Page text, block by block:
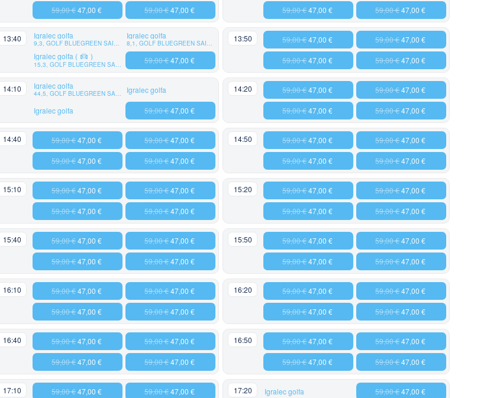
59,00 €47,00 € 59,00 €47,00 € 59,00 €47,00 € 59,00 €47,00 €
13:40 Igralec golfa
9,3, GOLF BLUEGREEN SAINT ETIENNE
Igralec golfa ( )
15,3, GOLF BLUEGREEN SAINT ETIENNE
Igralec golfa
8,1, GOLF BLUEGREEN SAINT ETIENNE
59,00 €47,00 €
13:50 59,00 €47,00 €
59,00 €47,00 €
59,00 €47,00 €
59,00 €47,00 €
14:10 Igralec golfa
44,5, GOLF BLUEGREEN SAINT ETIENNE
Igralec golfa
Igralec golfa
59,00 €47,00 €
14:20 59,00 €47,00 €
59,00 €47,00 €
59,00 €47,00 €
59,00 €47,00 €
14:40 59,00 €47,00 €
59,00 €47,00 €
59,00 €47,00 €
59,00 €47,00 €
14:50 59,00 €47,00 €
59,00 €47,00 €
59,00 €47,00 €
59,00 €47,00 €
15:10 59,00 €47,00 €
59,00 €47,00 €
59,00 €47,00 €
59,00 €47,00 €
15:20 59,00 €47,00 €
59,00 €47,00 €
59,00 €47,00 €
59,00 €47,00 €
15:40 59,00 €47,00 €
59,00 €47,00 €
59,00 €47,00 €
59,00 €47,00 €
15:50 59,00 €47,00 €
59,00 €47,00 €
59,00 €47,00 €
59,00 €47,00 €
16:10 59,00 €47,00 €
59,00 €47,00 €
59,00 €47,00 €
59,00 €47,00 €
16:20 59,00 €47,00 €
59,00 €47,00 €
59,00 €47,00 €
59,00 €47,00 €
16:40 59,00 €47,00 €
59,00 €47,00 €
59,00 €47,00 €
59,00 €47,00 €
16:50 59,00 €47,00 €
59,00 €47,00 €
59,00 €47,00 €
59,00 €47,00 €
17:10 59,00 €47,00 € 59,00 €47,00 € 17:20 Igralec golfa 59,00 €47,00 €